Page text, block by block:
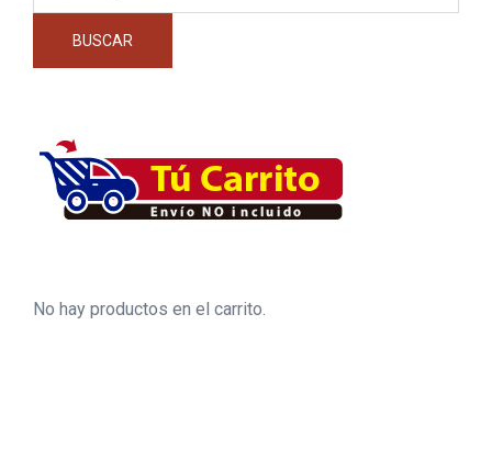
BUSCAR
No hay productos en el carrito.